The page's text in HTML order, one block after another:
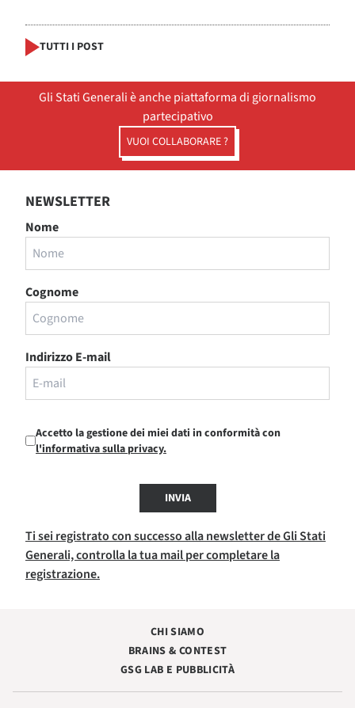
TUTTI I POST
Gli Stati Generali è anche piattaforma di giornalismo
partecipativo
VUOI COLLABORARE ?
NEWSLETTER
Nome
Cognome
Indirizzo E-mail
Accetto la gestione dei miei dati in conformità con
l'informativa sulla privacy.
INVIA
Ti sei registrato con successo alla newsletter de Gli Stati
Generali, controlla la tua mail per completare la
registrazione.
CHI SIAMO
BRAINS & CONTEST
GSG LAB E PUBBLICITÀ